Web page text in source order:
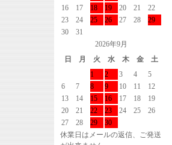
16
17 18 19 20 21
22
23
24 25 26 27 28
29
30
31
2026年9月
日
月 火 水 木 金
土
1
2 3 4
5
6
7 8 9 10 11
12
13
14 15 16 17 18
19
20
21 22 23 24 25
26
27
28 29
30
休業日はメールの返信、ご発送